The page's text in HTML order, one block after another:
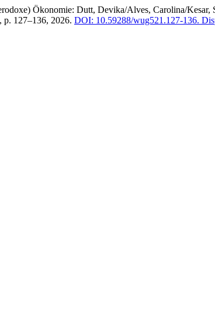
Ökonomie: Dutt, Devika/Alves, Carolina/
p. 127–136, 2026. DOI: 10.59288/wug521.127-136.